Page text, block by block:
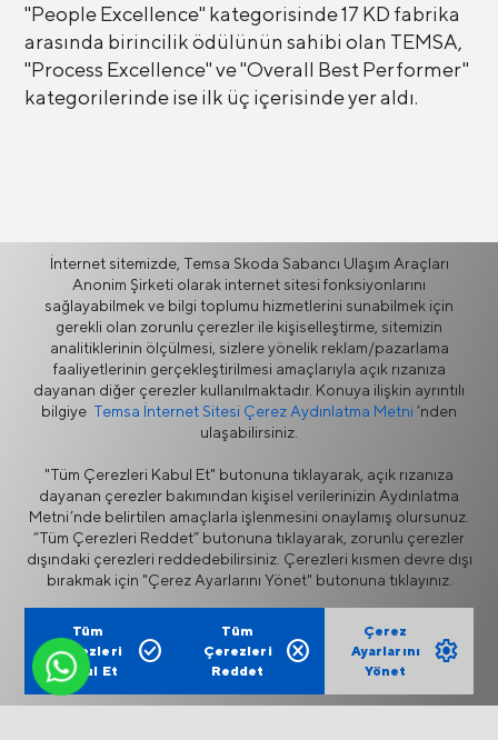
"People Excellence" kategorisinde 17 KD fabrika
arasında birincilik ödülünün sahibi olan TEMSA,
"Process Excellence" ve "Overall Best Performer"
kategorilerinde ise ilk üç içerisinde yer aldı.
Daha fazla
Haberler
Bilgi Güvenliği Politikası
Bilgi Toplumu Hizmetleri
Yasal Uyarı
Gizlilik
Çerez Politikası
Tedarikçi Portalı
Etik İhbar Hattı
İletişim Formu
Fiyat Listesi
İnternet sitemizde, Temsa Skoda Sabancı Ulaşım Araçları
Anonim Şirketi olarak internet sitesi fonksiyonlarını
sağlayabilmek ve bilgi toplumu hizmetlerini sunabilmek için
gerekli olan zorunlu çerezler ile kişiselleştirme, sitemizin
analitiklerinin ölçülmesi, sizlere yönelik reklam/pazarlama
faaliyetlerinin gerçekleştirilmesi amaçlarıyla açık rızanıza
dayanan diğer çerezler kullanılmaktadır. Konuya ilişkin ayrıntılı
bilgiye Temsa İnternet Sitesi Çerez Aydınlatma Metni ’nden
ulaşabilirsiniz.
"Tüm Çerezleri Kabul Et" butonuna tıklayarak, açık rızanıza
dayanan çerezler bakımından kişisel verilerinizin Aydınlatma
Metni’nde belirtilen amaçlarla işlenmesini onaylamış olursunuz.
“Tüm Çerezleri Reddet” butonuna tıklayarak, zorunlu çerezler
dışındaki çerezleri reddedebilirsiniz. Çerezleri kısmen devre dışı
bırakmak için "Çerez Ayarlarını Yönet" butonuna tıklayınız.
Tüm
Çerezleri
Kabul Et
check_circle
Tüm
Çerezleri
Reddet
cancel
Çerez
Ayarlarını
Yönet
settings